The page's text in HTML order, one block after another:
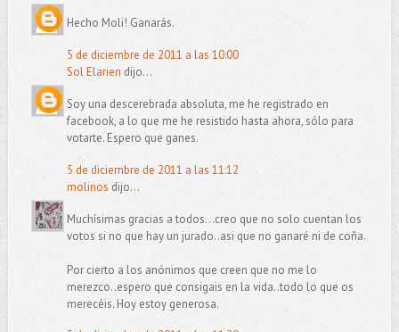
Hecho Moli! Ganarás.
5 de diciembre de 2011 a las 10:00
Sol Elarien dijo...
Soy una descerebrada absoluta, me he registrado en
facebook, a lo que me he resistido hasta ahora, sólo para
votarte. Espero que ganes.
5 de diciembre de 2011 a las 11:12
molinos dijo...
Muchísimas gracias a todos...creo que no solo cuentan los
votos si no que hay un jurado..asi que no ganaré ni de coña.
Por cierto a los anónimos que creen que no me lo
merezco..espero que consigais en la vida..todo lo que os
merecéis. Hoy estoy generosa.